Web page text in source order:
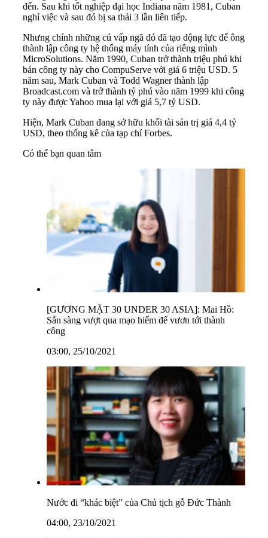
đến. Sau khi tốt nghiệp đại học Indiana năm 1981, Cuban
nghỉ việc và sau đó bị sa thải 3 lần liên tiếp.
Nhưng chính những cú vấp ngã đó đã tạo động lực để ông
thành lập công ty hệ thống máy tính của riêng mình
MicroSolutions. Năm 1990, Cuban trở thành triệu phú khi
bán công ty này cho CompuServe với giá 6 triệu USD. 5
năm sau, Mark Cuban và Todd Wagner thành lập
Broadcast.com và trở thành tỷ phú vào năm 1999 khi công
ty này được Yahoo mua lại với giá 5,7 tỷ USD.
Hiện, Mark Cuban đang sở hữu khối tài sản trị giá 4,4 tỷ
USD, theo thống kê của tạp chí Forbes.
Có thể bạn quan tâm
[GƯƠNG MẶT 30 UNDER 30 ASIA]: Mai Hồ:
Sẵn sàng vượt qua mạo hiểm để vươn tới thành
công
03:00, 25/10/2021
Nước đi “khác biệt” của Chủ tịch gỗ Đức Thành
04:00, 23/10/2021